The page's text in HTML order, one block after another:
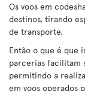
Os voos em
destinos, tirando
de transporte.
Então o que é que
parcerias facilitam
permitindo a
em voos operados